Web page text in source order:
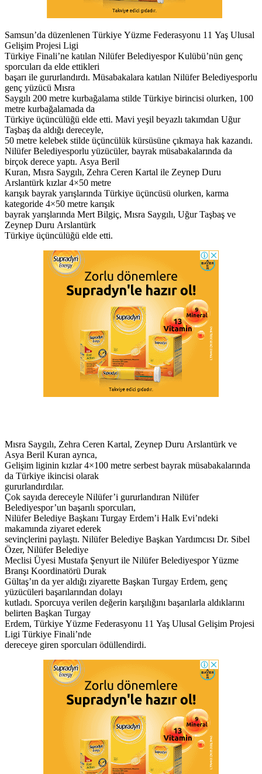
Samsun’da düzenlenen Türkiye Yüzme Federasyonu 11 Yaş Ulusal
Gelişim Projesi Ligi
Türkiye Finali’ne katılan Nilüfer Belediyespor Kulübü’nün genç
sporcuları da elde ettikleri
başarı ile gururlandırdı. Müsabakalara katılan Nilüfer Belediyesporlu
genç yüzücü Mısra
Saygılı 200 metre kurbağalama stilde Türkiye birincisi olurken, 100
metre kurbağalamada da
Türkiye üçüncülüğü elde etti. Mavi yeşil beyazlı takımdan Uğur
Taşbaş da aldığı dereceyle,
50 metre kelebek stilde üçüncülük kürsüsüne çıkmaya hak kazandı.
Nilüfer Belediyesporlu yüzücüler, bayrak müsabakalarında da
birçok derece yaptı. Asya Beril
Kuran, Mısra Saygılı, Zehra Ceren Kartal ile Zeynep Duru
Arslantürk kızlar 4×50 metre
karışık bayrak yarışlarında Türkiye üçüncüsü olurken, karma
kategoride 4×50 metre karışık
bayrak yarışlarında Mert Bilgiç, Mısra Saygılı, Uğur Taşbaş ve
Zeynep Duru Arslantürk
Türkiye üçüncülüğü elde etti.
Mısra Saygılı, Zehra Ceren Kartal, Zeynep Duru Arslantürk ve
Asya Beril Kuran ayrıca,
Gelişim liginin kızlar 4×100 metre serbest bayrak müsabakalarında
da Türkiye ikincisi olarak
gururlandırdılar.
Çok sayıda dereceyle Nilüfer’i gururlandıran Nilüfer
Belediyespor’un başarılı sporcuları,
Nilüfer Belediye Başkanı Turgay Erdem’i Halk Evi’ndeki
makamında ziyaret ederek
sevinçlerini paylaştı. Nilüfer Belediye Başkan Yardımcısı Dr. Sibel
Özer, Nilüfer Belediye
Meclisi Üyesi Mustafa Şenyurt ile Nilüfer Belediyespor Yüzme
Branşı Koordinatörü Durak
Gültaş’ın da yer aldığı ziyarette Başkan Turgay Erdem, genç
yüzücüleri başarılarından dolayı
kutladı. Sporcuya verilen değerin karşılığını başarılarla aldıklarını
belirten Başkan Turgay
Erdem, Türkiye Yüzme Federasyonu 11 Yaş Ulusal Gelişim Projesi
Ligi Türkiye Finali’nde
dereceye giren sporcuları ödüllendirdi.